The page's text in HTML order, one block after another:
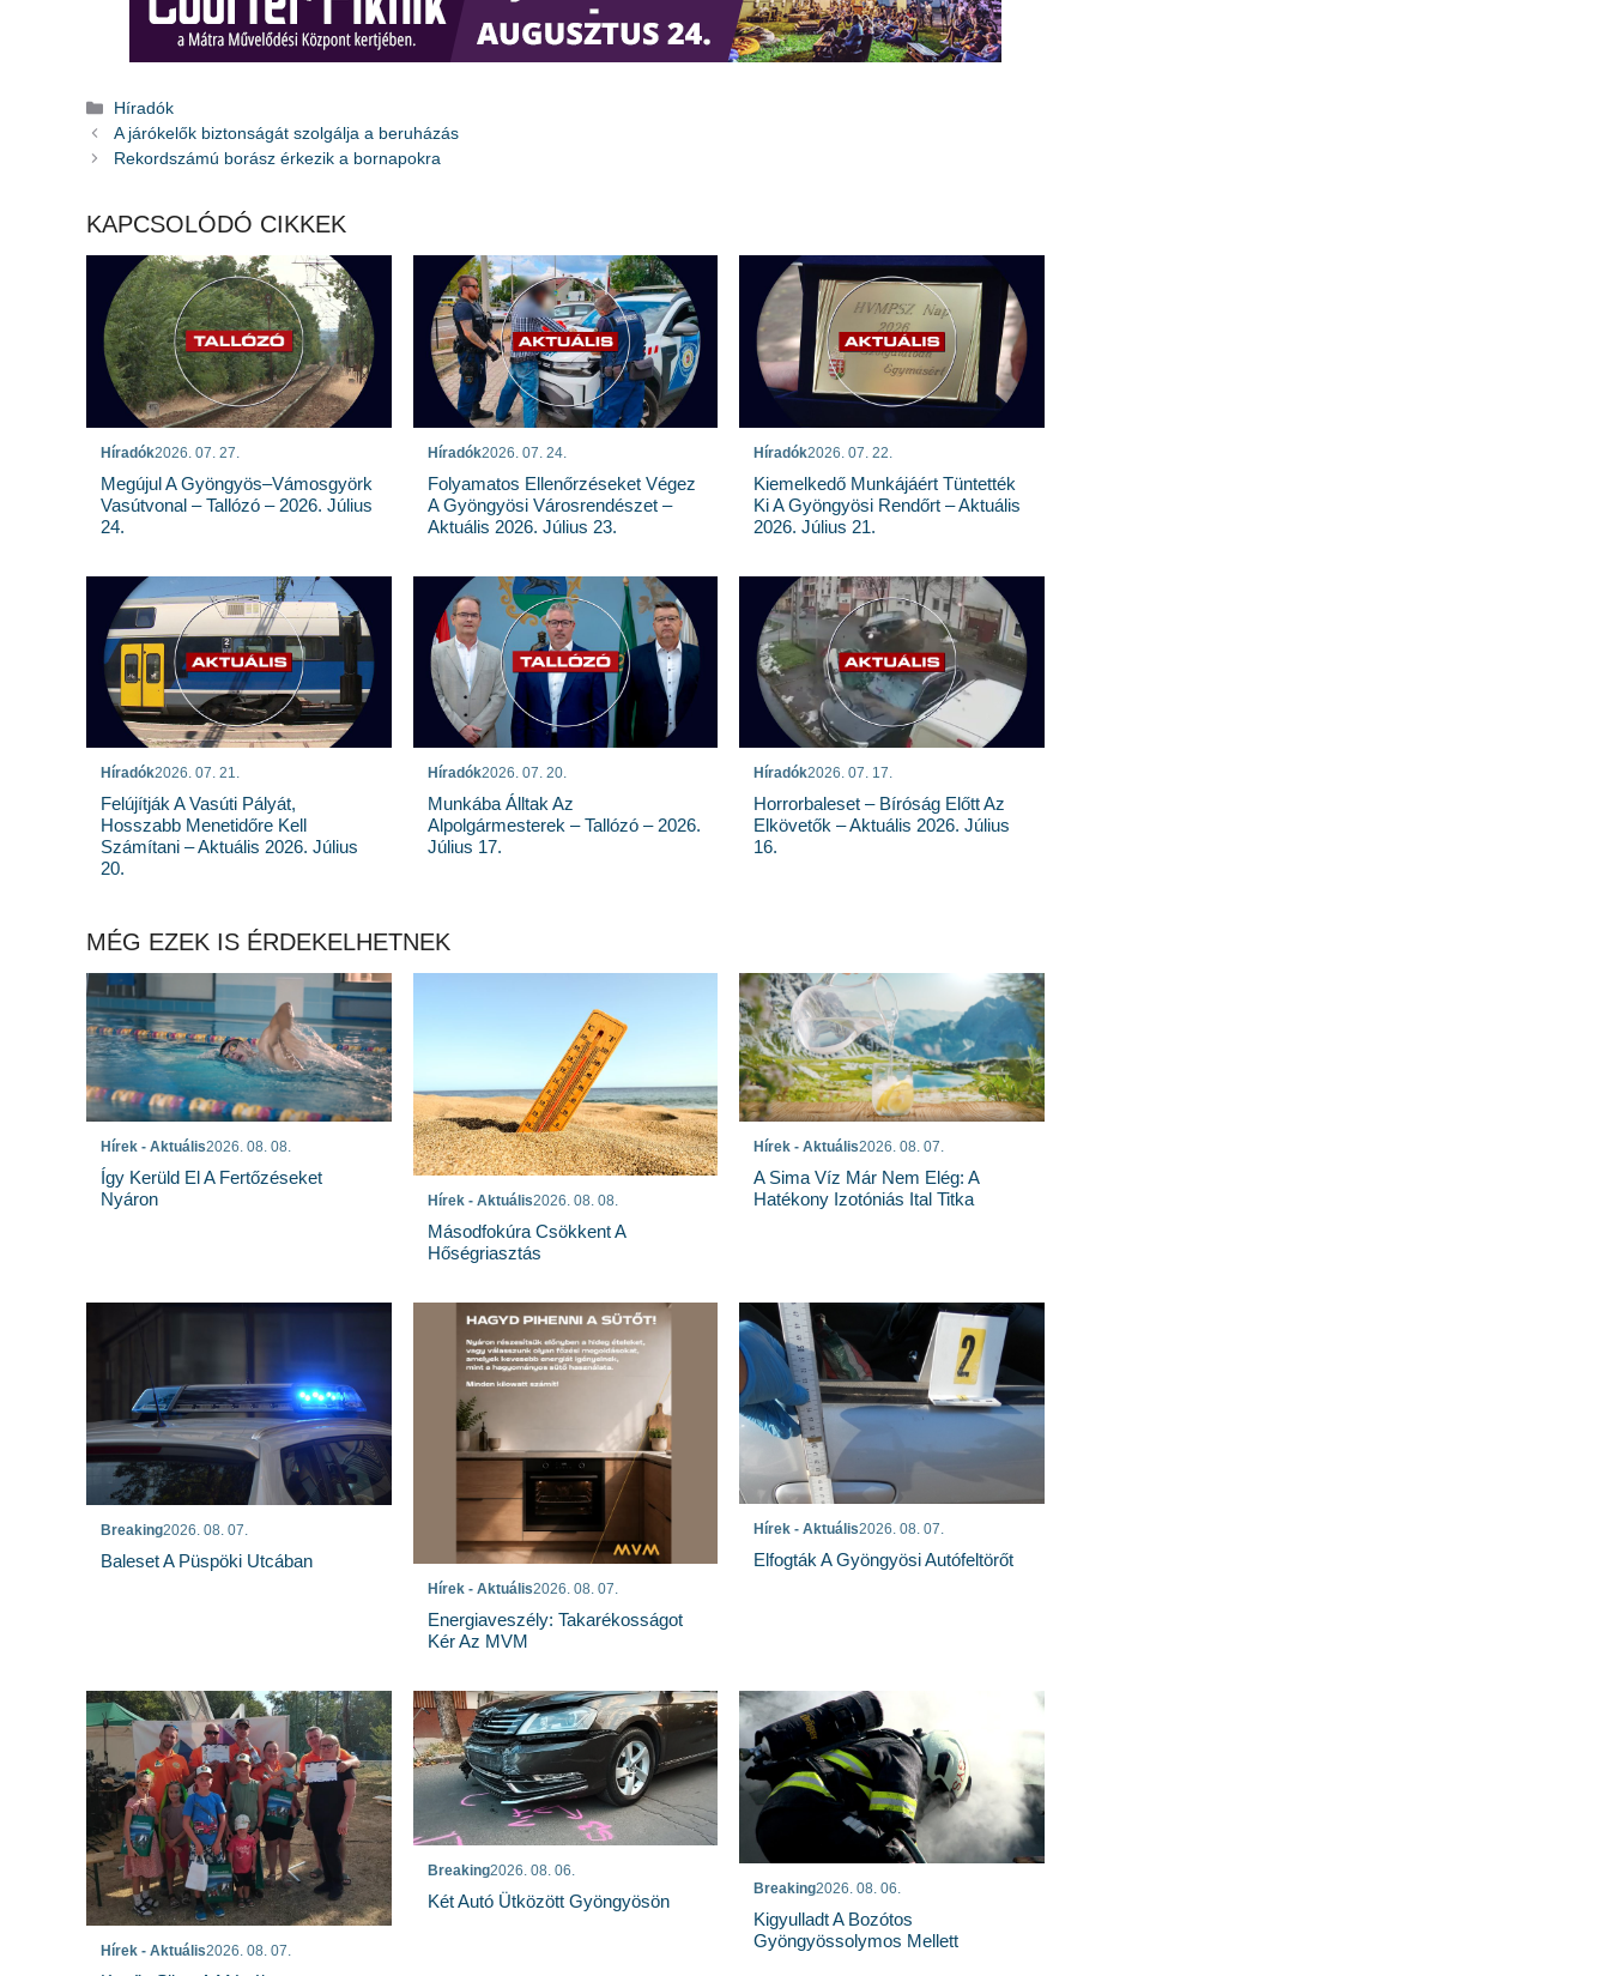
Kategória
Híradók
A járókelők biztonságát szolgálja a beruházás
Rekordszámú borász érkezik a bornapokra
KAPCSOLÓDÓ CIKKEK
Híradók2026. 07. 27.
Megújul A Gyöngyös–Vámosgyörk
Vasútvonal – Tallózó – 2026. Július
24.
Híradók2026. 07. 24.
Folyamatos Ellenőrzéseket Végez
A Gyöngyösi Városrendészet –
Aktuális 2026. Július 23.
Híradók2026. 07. 22.
Kiemelkedő Munkájáért Tüntették
Ki A Gyöngyösi Rendőrt – Aktuális
2026. Július 21.
Híradók2026. 07. 21.
Felújítják A Vasúti Pályát,
Hosszabb Menetidőre Kell
Számítani – Aktuális 2026. Július
20.
Híradók2026. 07. 20.
Munkába Álltak Az
Alpolgármesterek – Tallózó – 2026.
Július 17.
Híradók2026. 07. 17.
Horrorbaleset – Bíróság Előtt Az
Elkövetők – Aktuális 2026. Július
16.
MÉG EZEK IS ÉRDEKELHETNEK
Hírek - Aktuális2026. 08. 08.
Így Kerüld El A Fertőzéseket
Nyáron
Hírek - Aktuális2026. 08. 08.
Másodfokúra Csökkent A
Hőségriasztás
Hírek - Aktuális2026. 08. 07.
A Sima Víz Már Nem Elég: A
Hatékony Izotóniás Ital Titka
Breaking2026. 08. 07.
Baleset A Püspöki Utcában
Hírek - Aktuális2026. 08. 07.
Energiaveszély: Takarékosságot
Kér Az MVM
Hírek - Aktuális2026. 08. 07.
Elfogták A Gyöngyösi Autófeltörőt
Hírek - Aktuális2026. 08. 07.
Breaking2026. 08. 06.
Két Autó Ütközött Gyöngyösön
Breaking2026. 08. 06.
Kigyulladt A Bozótos
Gyöngyössolymos Mellett